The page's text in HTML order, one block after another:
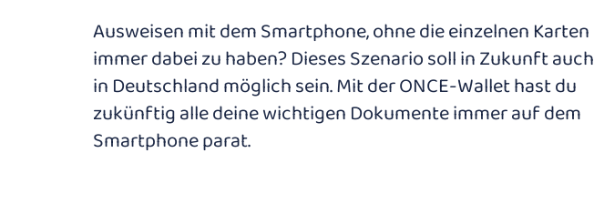
Ausweisen mit dem Smartphone, ohne die einzelnen Karten
immer dabei zu haben? Dieses Szenario soll in Zukunft auch
in Deutschland möglich sein. Mit der ONCE-Wallet hast du
zukünftig alle deine wichtigen Dokumente immer auf dem
Smartphone parat.